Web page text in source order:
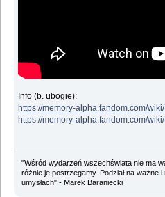
Info (b. ubogie):
https://memory-alpha.fandom.com/
https://memory-alpha.fandom.com/
"Wśród wydarzeń wszechświata nie ma
różnie je postrzegamy. Podział na ważne
umysłach" - Marek Baraniecki